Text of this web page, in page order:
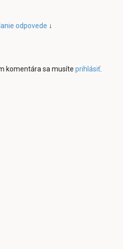
odpovede ↓
komentára sa musíte prihlásiť